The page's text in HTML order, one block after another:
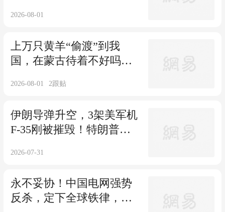
2026-08-01
上万只黄羊“偷渡”到我
国，在蒙古待着不好吗？
2026-08-01 2跟贴
伊朗导弹升空，3架美军机
F-35刚被摧毁！特朗普这
2026-07-31
永不妥协！中国电网强势
反杀，定下全球铁律，破